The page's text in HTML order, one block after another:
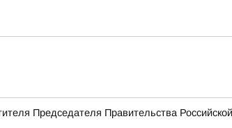
Председателя Правительства